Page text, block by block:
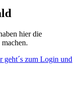
hier die
geht´s zum Login und